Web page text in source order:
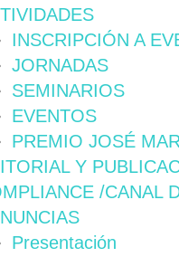
INSCRIPCIÓN A
JORNADAS
SEMINARIOS
EVENTOS
PREMIO JOSÉ
Y
/CANAL
Presentación